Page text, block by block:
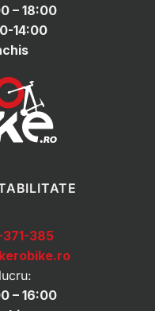
– 18:00
14:00
371-385
– 16:00